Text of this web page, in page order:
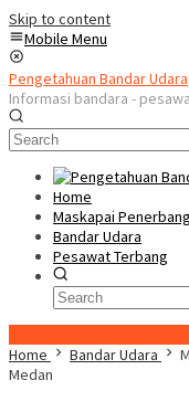
Skip to content
Mobile Menu
Pengetahuan Bandar Udara
Informasi bandara -
Home
Maskapai
Bandar Udara
Pesawat Terbang
Home
Bandar Udara
Medan